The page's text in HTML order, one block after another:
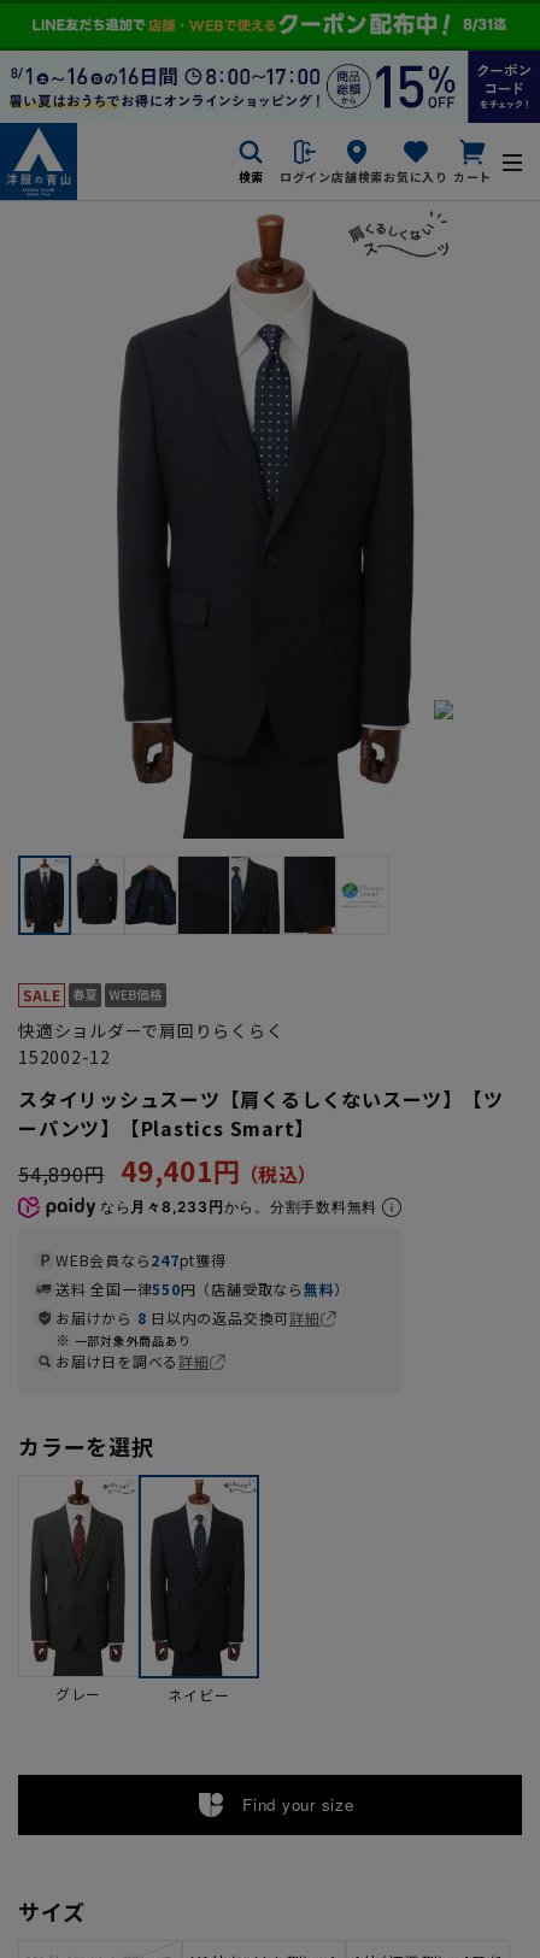
検索 ログイン店舗検索お気に入り カート
快適ショルダーで肩回りらくらく
152002-12
スタイリッシュスーツ【肩くるしくないスーツ】【ツ
ーパンツ】【Plastics Smart】
54,890円
49,401円
なら 月々8,233円から。分割手数料無料
WEB会員なら247pt獲得
送料 全国一律550円（店舗受取なら無料）
お届けから 8 日以内の返品交換可詳細
一部対象外商品あり
お届け日を調べる詳細
カラーを選択
グレー ネイビー
Find your size
サイズ